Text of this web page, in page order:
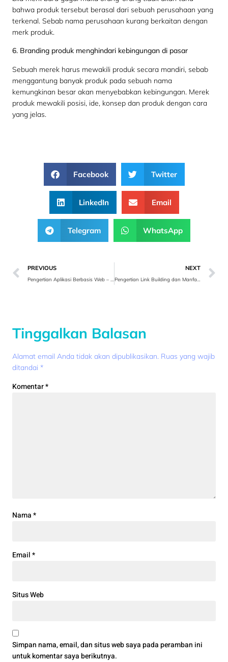
bahwa produk tersebut berasal dari sebuah perusahaan yang
terkenal. Sebab nama perusahaan kurang berkaitan dengan
merk produk.
6. Branding produk menghindari kebingungan di pasar
Sebuah merek harus mewakili produk secara mandiri, sebab
menggantung banyak produk pada sebuah nama
kemungkinan besar akan menyebabkan kebingungan. Merek
produk mewakili posisi, ide, konsep dan produk dengan cara
yang jelas.
Facebook Twitter
LinkedIn Email
Telegram WhatsApp
PREVIOUS NEXT
Tinggalkan Balasan
Alamat email Anda tidak akan dipublikasikan. Ruas yang wajib
ditandai *
Komentar*
Nama*
Email*
Situs Web
Simpan nama, email, dan situs web saya pada peramban ini
untuk komentar saya berikutnya.